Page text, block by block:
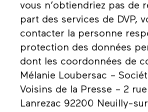
vous n’obtiendriez pas de
part des services de DVP,
contacter la personne
protection des données
dont les coordonnées de
Mélanie Loubersac –
Voisins de la Presse – 2 rue
Lanrezac 92200 Neuilly-